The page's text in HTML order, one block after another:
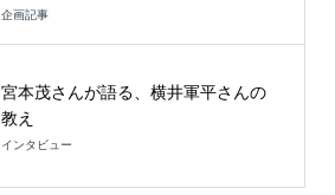
企画記事
宮本茂さんが語る、横井軍平さんの
教え
インタビュー